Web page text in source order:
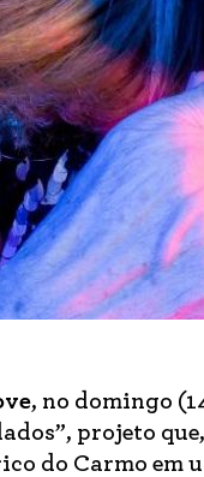
, no domingo
projeto
do Carmo em